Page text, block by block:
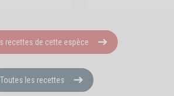
recettes de cette espèce
Toutes les recettes